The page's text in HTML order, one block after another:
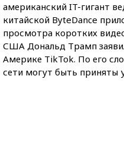
американский IT-гигант
китайской ByteDance
просмотра коротких
США Дональд Трамп
Америке TikTok. По его
сети могут быть приняты